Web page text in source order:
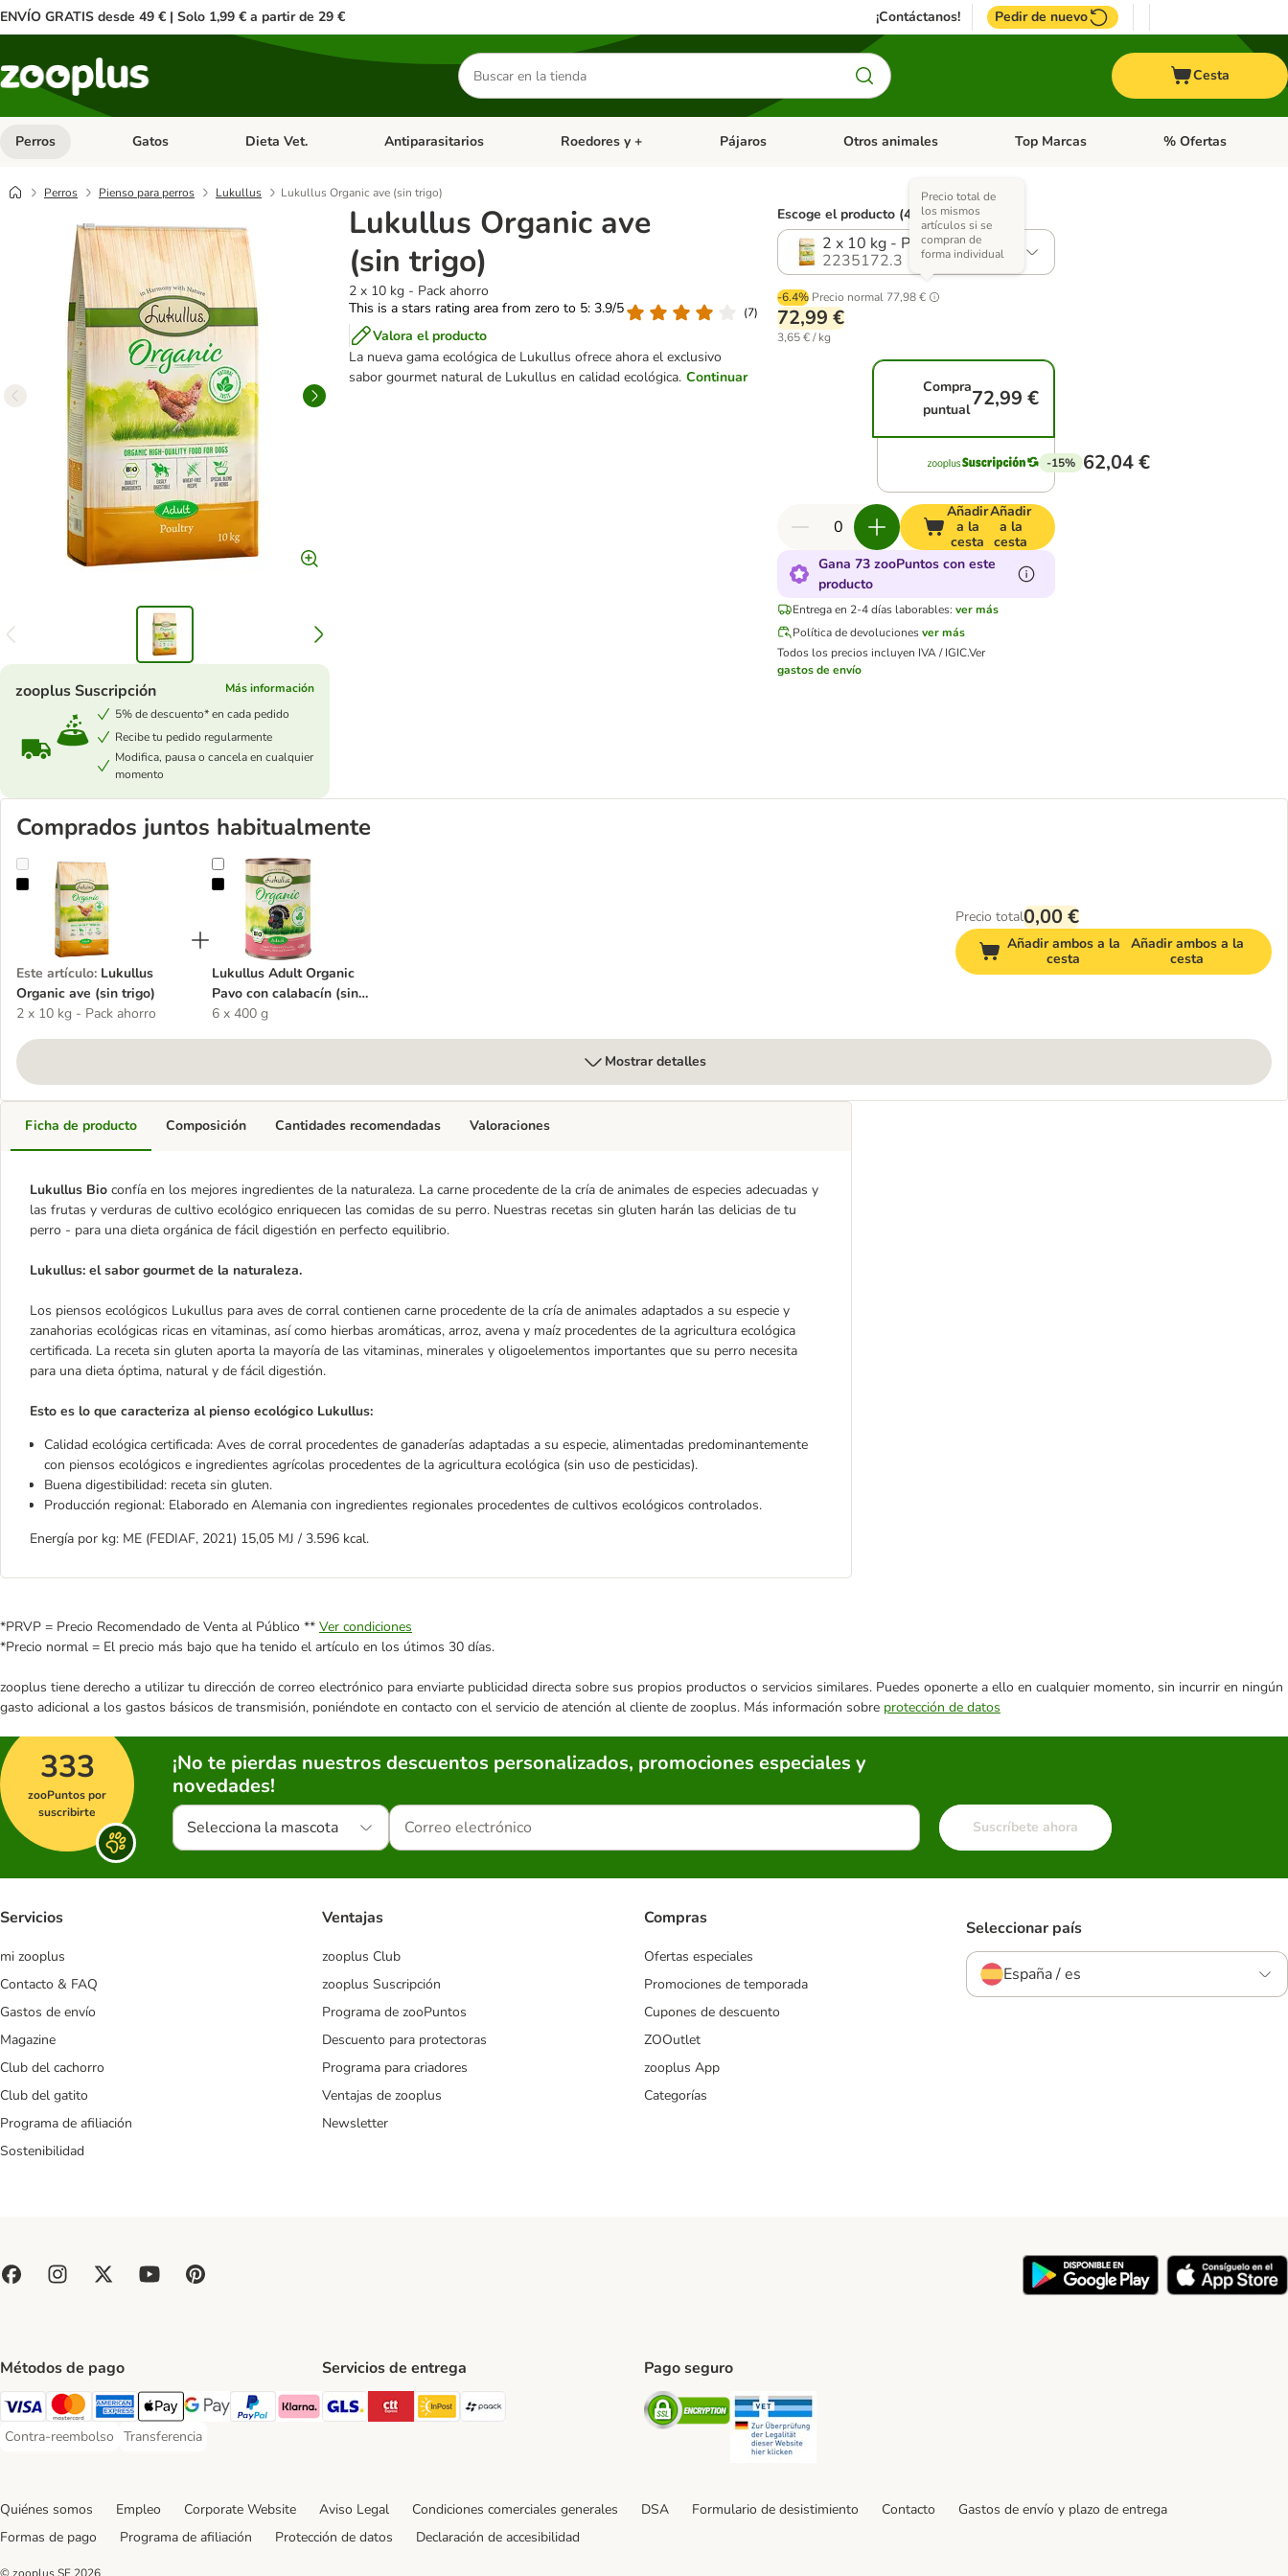
ENVÍO GRATIS desde 49 € | Solo 1,99 € a partir de 29 € ¡Contáctanos! Pedir de nuevo
Buscar
productos
Cesta
Perros Menú de categoria abierto: Perros
Gatos Menú de categoria abierto: Gatos
Dieta Vet. Menú de categoria abierto: Dieta Vet.
Antiparasitarios Menú de categoria abierto: Antiparasitarios
Roedores y + Menú de categoria abierto: Roedores y +
Pájaros Menú de categoria abierto: Pájaros
Otros animales Menú de categoria abierto: Otros animales
Top Marcas Menú de categoria
% Ofertas
Perros Pienso para perros Lukullus Lukullus Organic ave (sin trigo)
Lukullus Organic ave
(sin trigo)
2 x 10 kg - Pack ahorro
This is a stars rating area from zero to 5: 3.9/5
(7)
Valora el producto
La nueva gama ecológica de Lukullus ofrece ahora el exclusivo
sabor gourmet natural de Lukullus en calidad ecológica. Continuar
zooplus Suscripción
Más información
5% de descuento* en cada pedido
Recibe tu pedido regularmente
Modifica, pausa o cancela en cualquier
momento
Escoge el producto (4 opciones)
2 x 10 kg - Pack ahorro
2235172.3
-6.4% Precio normal 77,98 €
Precio total de
los mismos
artículos si se
compran de
forma individual
72,99 €
3,65 € / kg
Compra
puntual72,99 €
-15% 62,04 €
Añadir
a la
cesta
Añadir
a la
cesta
Gana 73 zooPuntos con este
producto
Entrega en 2-4 días laborables: ver más
Política de devolucionesver más
Todos los precios incluyen IVA / IGIC.Ver
gastos de envío
Comprados juntos habitualmente
Lukullus Organic ave (sin trigo)
Este artículo: Lukullus
Organic ave (sin trigo)
2 x 10 kg - Pack ahorro
Lukullus Adult Organic Pavo con calabacín (sin gluten)
Lukullus Adult Organic
Pavo con calabacín (sin
gluten)
6 x 400 g
Precio total0,00 €
Añadir ambos a la
cesta
Añadir ambos a la
cesta
Mostrar detalles
Ficha de producto
Lukullus Bio confía en los mejores ingredientes de la naturaleza. La carne procedente de la cría de animales de especies adecuadas y
las frutas y verduras de cultivo ecológico enriquecen las comidas de su perro. Nuestras recetas sin gluten harán las delicias de tu
perro - para una dieta orgánica de fácil digestión en perfecto equilibrio.
Lukullus: el sabor gourmet de la naturaleza.
Los piensos ecológicos Lukullus para aves de corral contienen carne procedente de la cría de animales adaptados a su especie y
zanahorias ecológicas ricas en vitaminas, así como hierbas aromáticas, arroz, avena y maíz procedentes de la agricultura ecológica
certificada. La receta sin gluten aporta la mayoría de las vitaminas, minerales y oligoelementos importantes que su perro necesita
para una dieta óptima, natural y de fácil digestión.
Esto es lo que caracteriza al pienso ecológico Lukullus:
Calidad ecológica certificada: Aves de corral procedentes de ganaderías adaptadas a su especie, alimentadas predominantemente
con piensos ecológicos e ingredientes agrícolas procedentes de la agricultura ecológica (sin uso de pesticidas).
Buena digestibilidad: receta sin gluten.
Producción regional: Elaborado en Alemania con ingredientes regionales procedentes de cultivos ecológicos controlados.
Energía por kg: ME (FEDIAF, 2021) 15,05 MJ / 3.596 kcal.
Composición Cantidades recomendadas Valoraciones
*PRVP = Precio Recomendado de Venta al Público ** Ver condiciones
*Precio normal = El precio más bajo que ha tenido el artículo en los útimos 30 días.
zooplus tiene derecho a utilizar tu dirección de correo electrónico para enviarte publicidad directa sobre sus propios productos o servicios similares. Puedes oponerte a ello en cualquier momento, sin incurrir en ningún
gasto adicional a los gastos básicos de transmisión, poniéndote en contacto con el servicio de atención al cliente de zooplus. Más información sobre protección de datos
333
zooPuntos por
suscribirte
¡No te pierdas nuestros descuentos personalizados, promociones especiales y
novedades!
Selecciona la mascota Suscríbete ahora
Servicios
mi zooplus
Contacto & FAQ
Gastos de envío
Magazine
Club del cachorro
Club del gatito
Programa de afiliación
Sostenibilidad
Ventajas
zooplus Club
zooplus Suscripción
Programa de zooPuntos
Descuento para protectoras
Programa para criadores
Ventajas de zooplus
Newsletter
Compras
Ofertas especiales
Promociones de temporada
Cupones de descuento
ZOOutlet
zooplus App
Categorías
Seleccionar país
España / es
Métodos de pago
Visa Payment Method
Mastercard Payment Method
American Express Payment Method
Apple Pay Payment Method
Google Pay Payment Method
PayPal Payment Method
Klarna Payment Method
Contra-reembolso
Contra-reembolso Payment Method
Transferencia
Transferencia Payment Method
Servicios de entrega
GLS Shipping Method
CTTExpress Shipping Method
InPost Shipping Method
paack Shipping Method
Pago seguro
Security
Quiénes somos Empleo Corporate Website Aviso Legal Condiciones comerciales generales DSA Formulario de desistimiento Contacto
Gastos de envío y plazo de entrega
Formas de pago
Programa de afiliación Protección de datos Declaración de accesibilidad